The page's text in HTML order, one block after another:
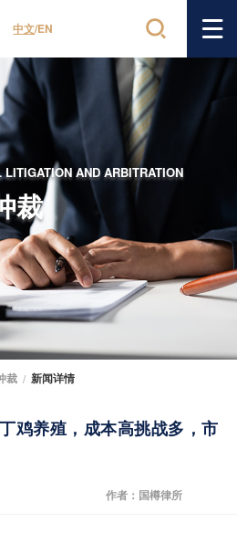
中文/EN
AND ARBITRATION
裁
裁 / 新闻详情
鸡养殖，成本高挑战多，市
作者：国樽律所